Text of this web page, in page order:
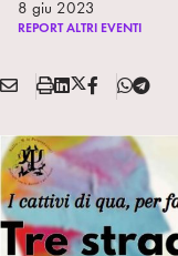
8 giu 2023
REPORT ALTRI EVENTI
Condividi:
E
A
I
L
S
a
m
p
L
n
k
e
i
X
T
w
i
t
F
T
l
e
r
a